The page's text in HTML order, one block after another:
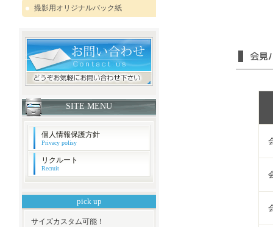
撮影用オリジナルバック紙
SITE MENU
個人情報保護方針
Privacy polisy
リクルート
Recruit
pick up
サイズカスタム可能！